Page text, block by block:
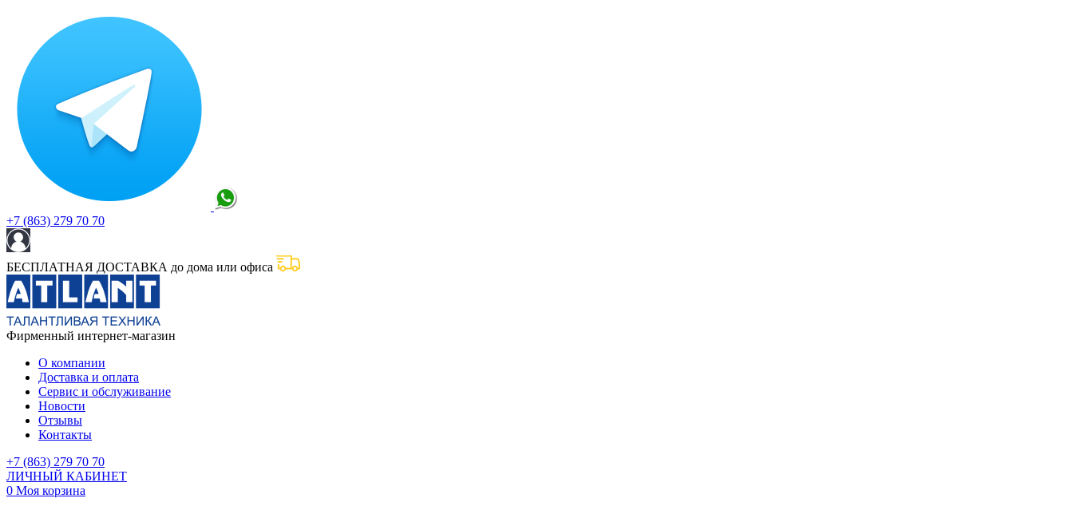
+7 (863) 279 70 70
БЕСПЛАТНАЯ ДОСТАВКА до дома или офиса
Фирменный интернет-магазин
О компании
Доставка и оплата
Сервис и обслуживание
Новости
Отзывы
Контакты
+7 (863) 279 70 70
ЛИЧНЫЙ КАБИНЕТ
0 Моя корзина